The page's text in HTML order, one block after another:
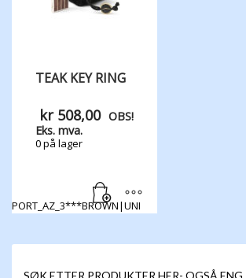
TEAK KEY RING
kr508,00 OBS!
Eks. mva.
0 på lager
PORT_AZ_3***BROWN|UNI
SØK ETTER PRODUKTER HER- OGSÅ ENG.